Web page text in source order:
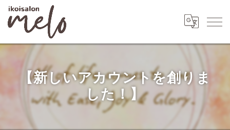
【新しいアカウントを創りま
した！】